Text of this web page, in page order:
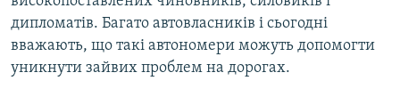
дипломатів. Багато автовласників і сьогодні
вважають, що такі автономери можуть допомогти
уникнути зайвих проблем на дорогах.